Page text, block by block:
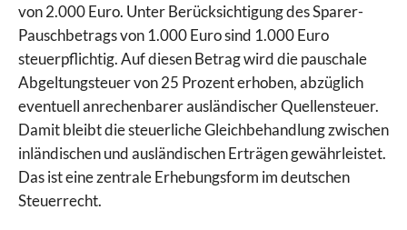
von 2.000 Euro. Unter Berücksichtigung des Sparer-
Pauschbetrags von 1.000 Euro sind 1.000 Euro
steuerpflichtig. Auf diesen Betrag wird die pauschale
Abgeltungsteuer von 25 Prozent erhoben, abzüglich
eventuell anrechenbarer ausländischer Quellensteuer.
Damit bleibt die steuerliche Gleichbehandlung zwischen
inländischen und ausländischen Erträgen gewährleistet.
Das ist eine zentrale Erhebungsform im deutschen
Steuerrecht.